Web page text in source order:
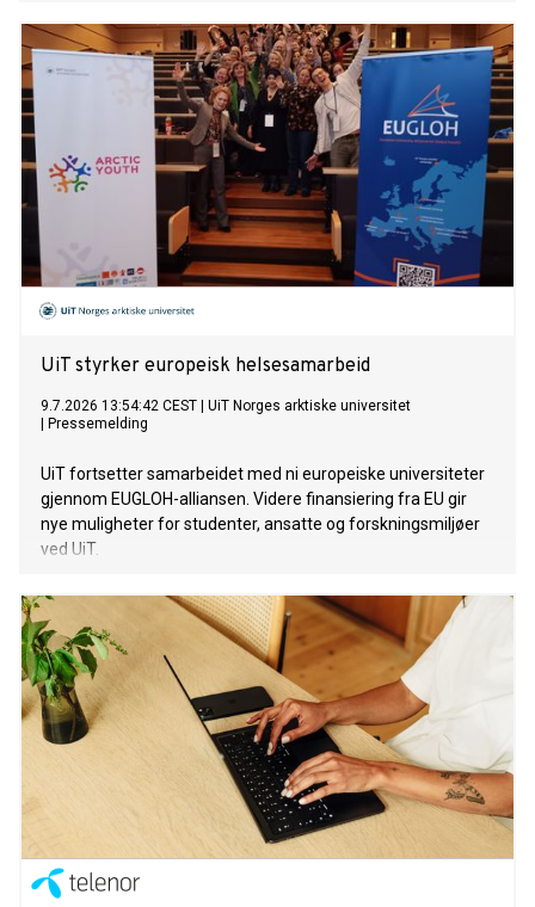
UiT styrker europeisk helsesamarbeid
9.7.2026 13:54:42 CEST
UiT Norges arktiske universitet
Pressemelding
UiT fortsetter samarbeidet med ni europeiske universiteter
gjennom EUGLOH-alliansen. Videre finansiering fra EU gir
nye muligheter for studenter, ansatte og forskningsmiljøer
ved UiT.